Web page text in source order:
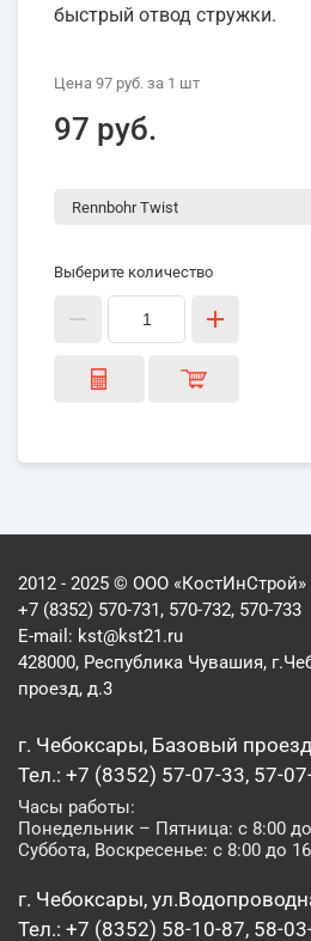
быстрый отвод стружки.
Цена 97 руб. за 1 шт
97 руб.
Выберите количество
2012 - 2025 © ООО «КостИнСтрой»
+7 (8352) 570-731, 570-732, 570-733
E-mail: kst@kst21.ru
428000, Республика Чувашия,
проезд, д.3
г. Чебоксары, Базовый
Тел.: +7 (8352) 57-07-33, 57-
Часы работы:
Понедельник – Пятница: с 8:00
Суббота, Воскресенье: с 8:00 до
г. Чебоксары,
Тел.: +7 (8352) 58-10-87, 58-